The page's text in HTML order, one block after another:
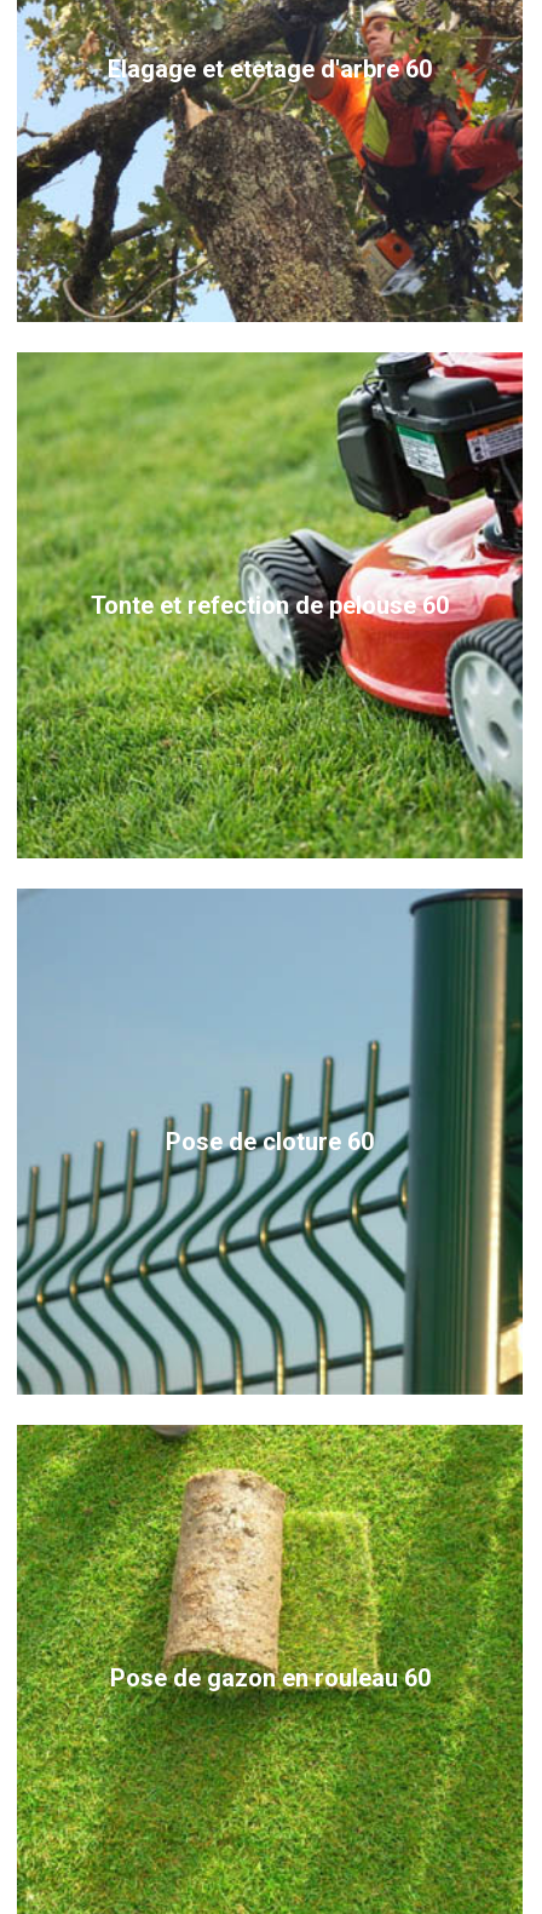
Elagage et etetage d'arbre 60
Tonte et refection de pelouse 60
Pose de cloture 60
Pose de gazon en rouleau 60